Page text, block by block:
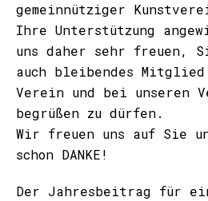
gemeinnütziger
Ihre Unterstützung
uns daher sehr freuen,
auch bleibendes Mitglied
Verein und bei unseren
begrüßen zu dürfen.
Wir freuen uns auf Sie
schon DANKE!
Der Jahresbeitrag für